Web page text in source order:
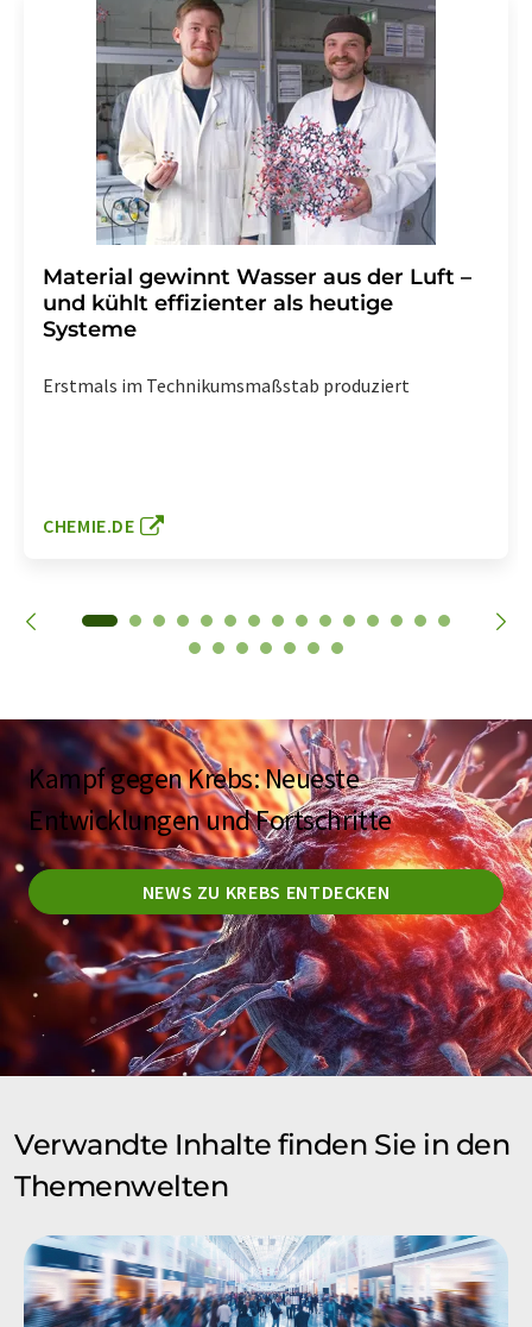
Material gewinnt Wasser aus der Luft –
und kühlt effizienter als heutige
Systeme
Erstmals im Technikumsmaßstab produziert
CHEMIE.DE
Kampf gegen Krebs: Neueste
Entwicklungen und Fortschritte
NEWS ZU KREBS ENTDECKEN
Verwandte Inhalte finden Sie in den
Themenwelten